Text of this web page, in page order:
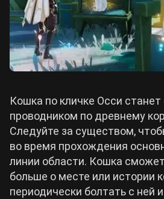
Кошка по кличке Осси
проводником по древнему
Следуйте за существом,
во время прохождения
линии области. Кошка
больше о месте или истории
периодически болтать с ней